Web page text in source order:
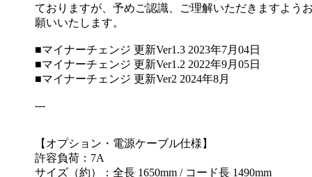
ておりますが、予めご認識、ご理解いただきますよう
願いいたします。
■マイナーチェンジ 更新Ver1.3 2023年7月04日
■マイナーチェンジ 更新Ver1.2 2022年9月05日
■マイナーチェンジ 更新Ver2 2024年8月
---
【オプション・電源ケーブル仕様】
許容負荷：7A
サイズ（約）：全長 1650mm / コード長 1490mm